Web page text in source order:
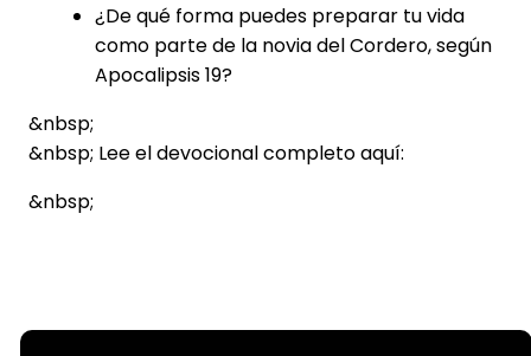
¿De qué forma puedes preparar tu vida
como parte de la novia del Cordero, según
Apocalipsis 19?
&nbsp;
&nbsp; Lee el devocional completo aquí:
&nbsp;